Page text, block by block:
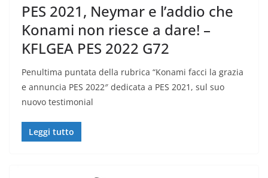
PES 2021, Neymar e l’addio che
Konami non riesce a dare! –
KFLGEA PES 2022 G72
Penultima puntata della rubrica “Konami facci la grazia
e annuncia PES 2022″ dedicata a PES 2021, sul suo
nuovo testimonial
Leggi tutto